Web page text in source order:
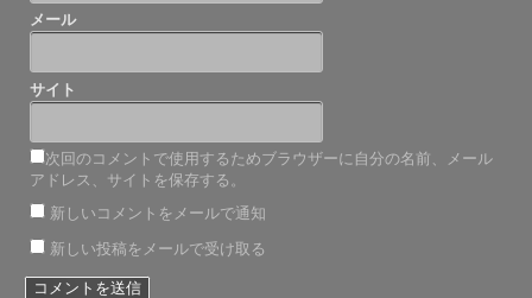
メール
サイト
次回のコメントで使用するためブラウザーに自分の名前、メール
アドレス、サイトを保存する。
新しいコメントをメールで通知
新しい投稿をメールで受け取る